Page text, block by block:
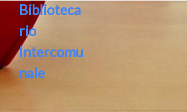
Biblioteca
rio
Intercomu
nale